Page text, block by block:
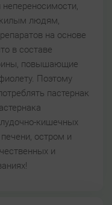
людям,
на основе
в составе
повышающие
Поэтому
пастернак
кишечных
остром и
и